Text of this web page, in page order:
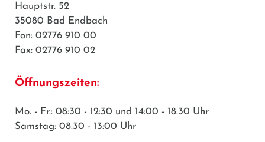
Hauptstr. 52
35080 Bad Endbach
Fon: 02776 910 00
Fax: 02776 910 02
Öffnungszeiten:
Mo. - Fr.: 08:30 - 12:30 und 14:00 - 18:30 Uhr
Samstag: 08:30 - 13:00 Uhr